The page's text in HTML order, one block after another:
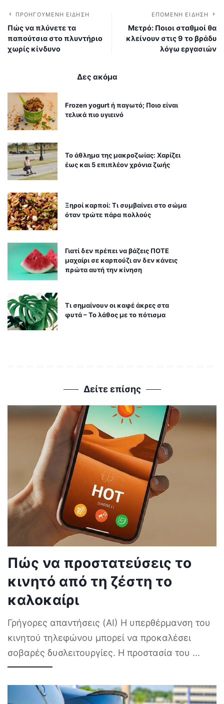
ΠΡΟΗΓΟΎΜΕΝΗ ΕΊΔΗΣΗ
Πώς να πλύνετε τα
παπούτσια στο πλυντήριο
χωρίς κίνδυνο
ΕΠΌΜΕΝΗ ΕΊΔΗΣΗ
Μετρό: Ποιοι σταθμοί θα
κλείνουν στις 9 το βράδυ
λόγω εργασιών
Δες ακόμα
Frozen yogurt ή παγωτό; Ποιο είναι
τελικά πιο υγιεινό
Το άθλημα της μακροζωίας: Χαρίζει
έως και 5 επιπλέον χρόνια ζωής
Ξηροί καρποί: Τι συμβαίνει στο σώμα
όταν τρώτε πάρα πολλούς
Γιατί δεν πρέπει να βάζεις ΠΟΤΕ
μαχαίρι σε καρπούζι αν δεν κάνεις
πρώτα αυτή την κίνηση
Τι σημαίνουν οι καφέ άκρες στα
φυτά – Το λάθος με το πότισμα
Δείτε επίσης
Πώς να προστατεύσεις το
κινητό από τη ζέστη το
καλοκαίρι
Γρήγορες απαντήσεις (AI) Η υπερθέρμανση του
κινητού τηλεφώνου μπορεί να προκαλέσει
σοβαρές δυσλειτουργίες. Η προστασία του ...